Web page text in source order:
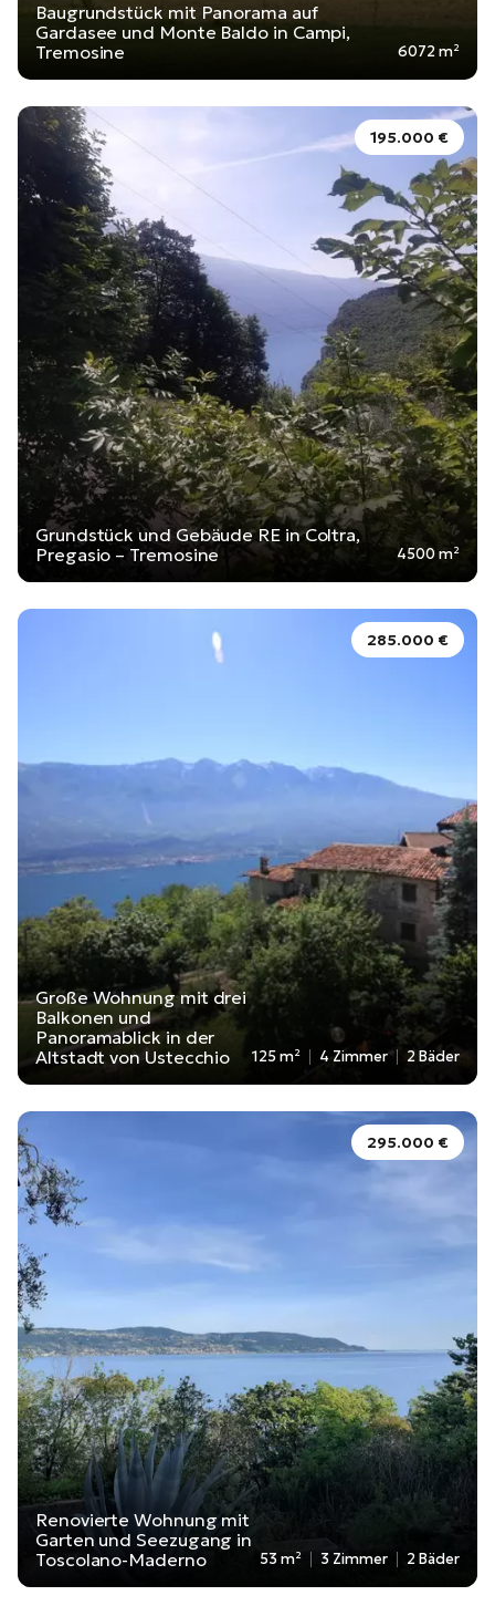
Baugrundstück mit Panorama auf
Gardasee und Monte Baldo in Campi,
Tremosine
6072 m²
195.000 €
Grundstück und Gebäude RE in Coltra,
Pregasio – Tremosine
4500 m²
285.000 €
Große Wohnung mit drei
Balkonen und
Panoramablick in der
Altstadt von Ustecchio
125 m² 4 Zimmer 2 Bäder
295.000 €
Renovierte Wohnung mit
Garten und Seezugang in
Toscolano-Maderno
53 m² 3 Zimmer 2 Bäder